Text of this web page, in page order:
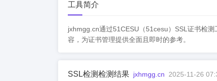
工具简介
jxhmgg.cn通过51CESU（51cesu）SSL证书检
容，为证书管理提供全面且即时的参考。
SSL检测检测结果 jxhmgg.cn 2025-11-26